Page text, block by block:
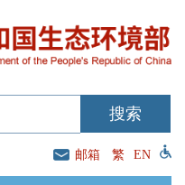
邮箱 繁 EN